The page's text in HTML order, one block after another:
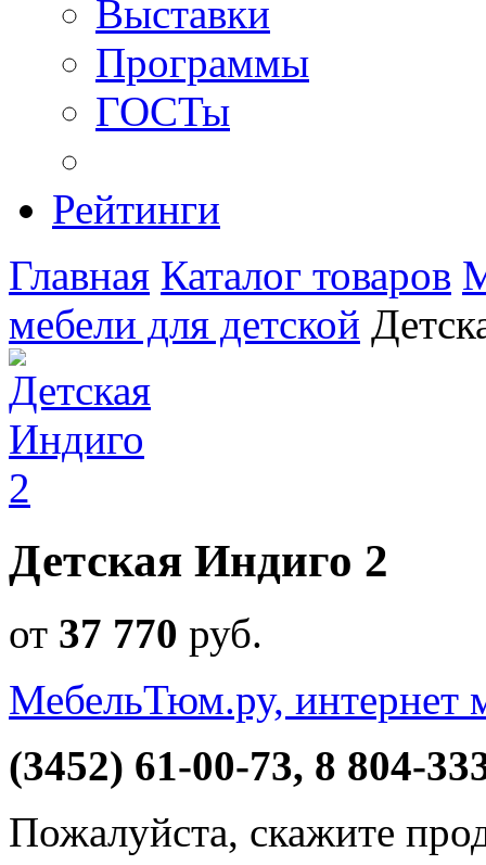
Выставки
Программы
ГОСТы
Рейтинги
Главная Каталог товаров
мебели для детской
Детская Индиго 2
от 37 770 руб.
МебельТюм.ру, интернет
(3452) 61-00-73, 8 804-
Пожалуйста, скажите